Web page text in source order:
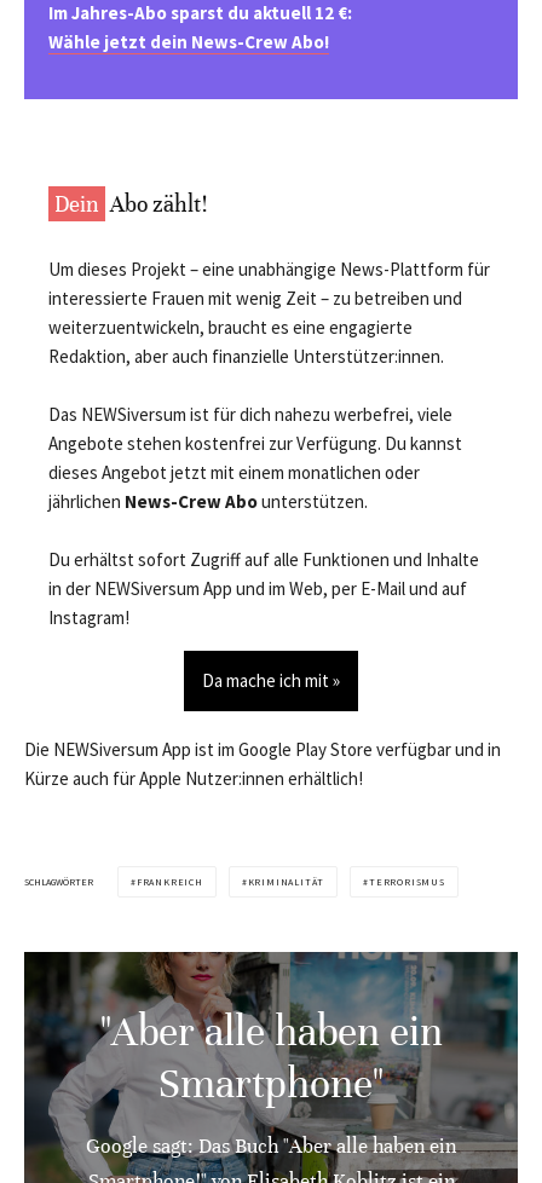
Im Jahres-Abo sparst du aktuell 12 €:
Wähle jetzt dein News-Crew Abo!
Dein Abo zählt!
Um dieses Projekt – eine unabhängige News-Plattform für
interessierte Frauen mit wenig Zeit – zu betreiben und
weiterzuentwickeln, braucht es eine engagierte
Redaktion, aber auch finanzielle Unterstützer:innen.
Das NEWSiversum ist für dich nahezu werbefrei, viele
Angebote stehen kostenfrei zur Verfügung. Du kannst
dieses Angebot jetzt mit einem monatlichen oder
jährlichen News-Crew Abounterstützen.
Du erhältst sofort Zugriff auf alle Funktionen und Inhalte
in der NEWSiversum App und im Web, per E-Mail und auf
Instagram!
Da mache ich mit »
Die NEWSiversum App ist im Google Play Store verfügbar und in
Kürze auch für Apple Nutzer:innen erhältlich!
SCHLAGWÖRTER FRANKREICH KRIMINALITÄT TERRORISMUS
"Aber alle haben ein
Smartphone"
Google sagt: Das Buch "Aber alle haben ein